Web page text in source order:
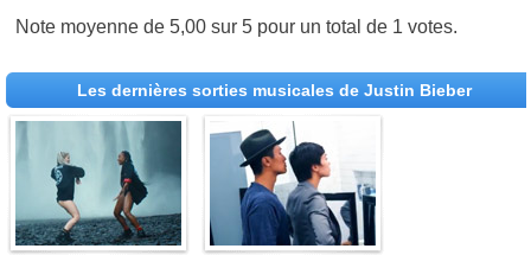
Note moyenne de5,00 sur5 pour un total de 1 votes.
Les dernières sorties musicales de Justin Bieber